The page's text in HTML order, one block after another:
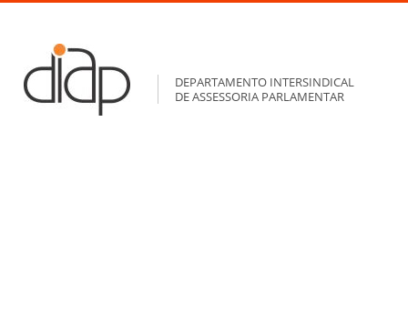
DEPARTAMENTO INTERSINDICAL
DE ASSESSORIA PARLAMENTAR